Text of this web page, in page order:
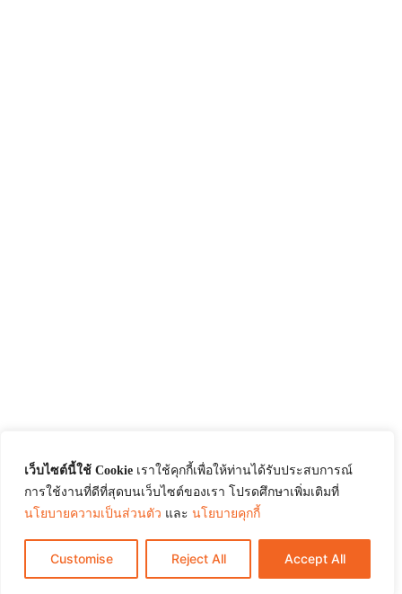
เว็บไซต์นี้ใช้ Cookie เราใช้คุกกี้เพื่อให้ท่านได้รับประสบการณ์
การใช้งานที่ดีที่สุดบนเว็บไซต์ของเรา โปรดศึกษาเพิ่มเติมที่
นโยบายความเป็นส่วนตัว และ นโยบายคุกกี้
Customise Reject All Accept All